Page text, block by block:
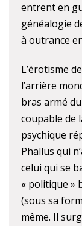
entrent en
généalogie
à outrance
L’érotisme
l’arrière
bras armé
coupable de
psychique
Phallus qui
celui qui se
« politique »
(sous sa
même. Il